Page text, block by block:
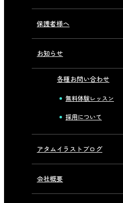
保護者様へ
お知らせ
各種お問い合わせ
無料体験レッスン
採用について
アタムイラストブログ
会社概要